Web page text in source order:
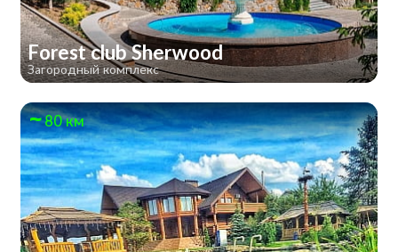
Forest club Sherwood
Загородный комплекс
80 км